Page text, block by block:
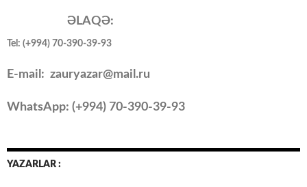
ƏLAQƏ:
Tel: (+994) 70-390-39-93
E-mail: zauryazar@mail.ru
WhatsApp: (+994) 70-390-39-93
YAZARLAR :